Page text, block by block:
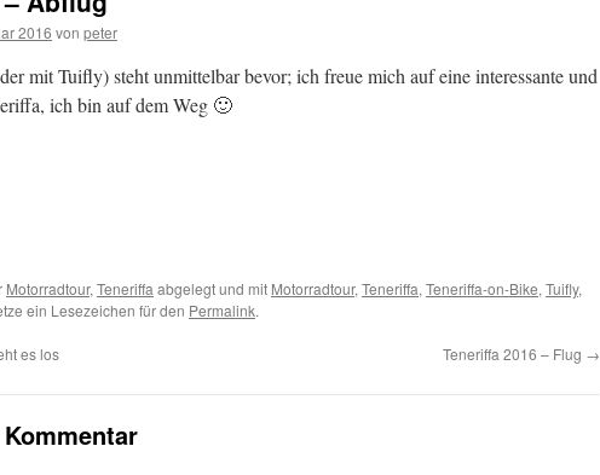
2016 von peter
mit Tuifly) steht unmittelbar bevor; ich freue mich auf eine interessante und
ich bin auf dem Weg 🙂
Motorradtour, Teneriffa abgelegt und mit Motorradtour, Teneriffa, Teneriffa-on-Bike, Tuifly,
ein Lesezeichen für den Permalink.
es los Teneriffa 2016 – Flug →